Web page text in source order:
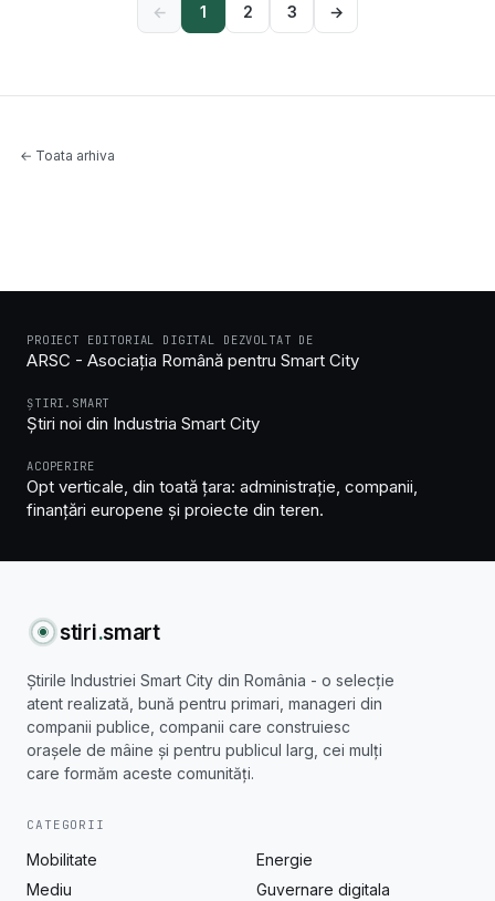
← 1 2 3 →
← Toata arhiva
PROIECT EDITORIAL DIGITAL DEZVOLTAT DE
ARSC - Asociația Română pentru Smart City
ȘTIRI.SMART
Știri noi din Industria Smart City
ACOPERIRE
Opt verticale, din toată țara: administrație, companii,
finanțări europene și proiecte din teren.
stiri.smart
Știrile Industriei Smart City din România - o selecție
atent realizată, bună pentru primari, manageri din
companii publice, companii care construiesc
orașele de mâine și pentru publicul larg, cei mulți
care formăm aceste comunități.
CATEGORII
Mobilitate
Energie
Mediu
Guvernare digitala